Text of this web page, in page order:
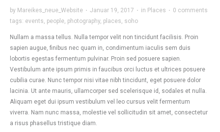
by Mareikes_neue_Website · Januar 19, 2017 · in Places · 0 comments
tags: events, people, photography, places, soho
Nullam a massa tellus. Nulla tempor velit non tincidunt facilisis. Proin
sapien augue, finibus nec quam in, condimentum iaculis sem duis
lobortis egestas fermentum pulvinar. Proin sed posuere sapien.
Vestibulum ante ipsum primis in faucibus orci luctus et ultrices posuere
cubilia curae. Nunc tempor nisi vitae nibh tincidunt, eget posuere dolor
lacinia. Ut ante mauris, ullamcorper sed scelerisque id, sodales et nulla.
Aliquam eget dui ipsum vestibulum vel leo cursus velit fermentum
viverra. Nam nunc massa, molestie vel sollicitudin sit amet, consectetur
a risus phasellus tristique diam.